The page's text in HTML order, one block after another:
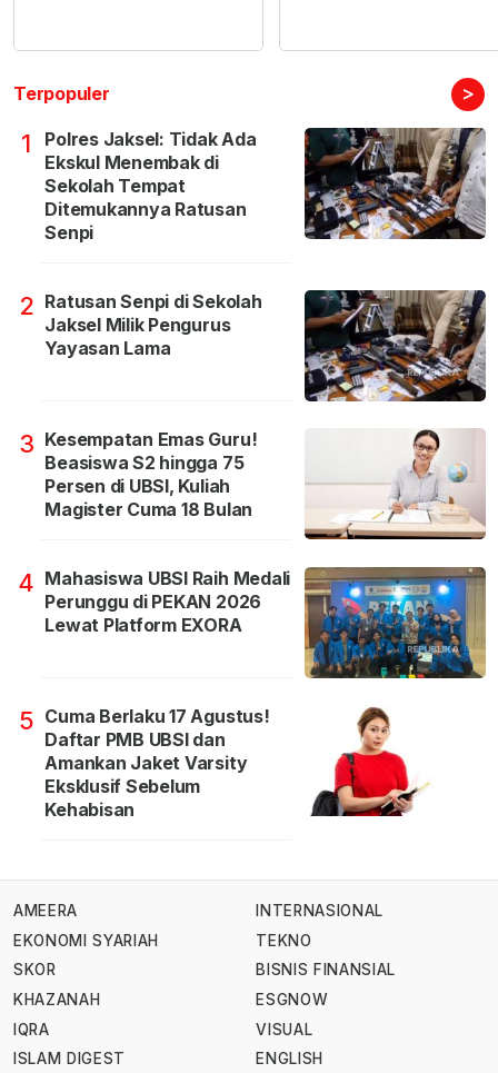
Terpopuler >
1
Polres Jaksel: Tidak Ada
Ekskul Menembak di
Sekolah Tempat
Ditemukannya Ratusan
Senpi
2 Ratusan Senpi di Sekolah
Jaksel Milik Pengurus
Yayasan Lama
3 Kesempatan Emas Guru!
Beasiswa S2 hingga 75
Persen di UBSI, Kuliah
Magister Cuma 18 Bulan
4 Mahasiswa UBSI Raih Medali
Perunggu di PEKAN 2026
Lewat Platform EXORA
5 Cuma Berlaku 17 Agustus!
Daftar PMB UBSI dan
Amankan Jaket Varsity
Eksklusif Sebelum
Kehabisan
AMEERA
EKONOMI SYARIAH
SKOR
KHAZANAH
IQRA
ISLAM DIGEST
INTERNASIONAL
TEKNO
BISNIS FINANSIAL
ESGNOW
VISUAL
ENGLISH